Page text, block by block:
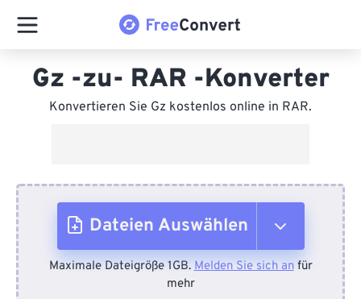
Gz -zu- RAR -Konverter
Konvertieren Sie Gz kostenlos online in RAR.
Dateien Auswählen
Vom Gerät
Maximale Dateigröße 1GB.Melden Sie sich anfür
mehr